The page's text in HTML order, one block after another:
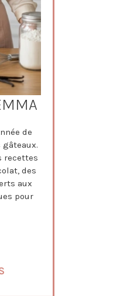
de
recettes
des
aux
pour